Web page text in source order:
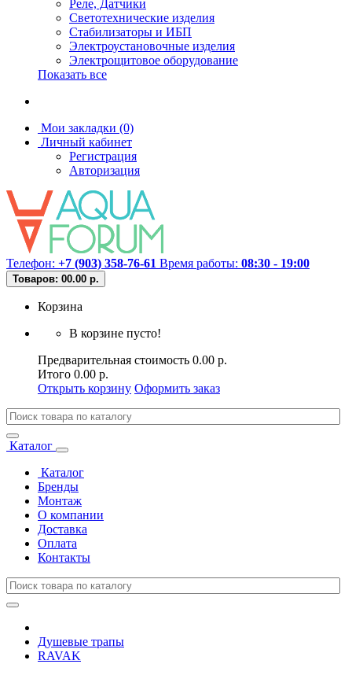
Реле, Датчики
Светотехнические изделия
Стабилизаторы и ИБП
Электроустановочные изделия
Электрощитовое оборудование
Показать все
Мои закладки (0)
Личный кабинет
Регистрация
Авторизация
Телефон: +7 (903) 358-76-61 Время работы: 08:30 - 19:00
Товаров: 00.00 р.
Корзина
В корзине пусто!
Предварительная стоимость 0.00 р.
Итого 0.00 р.
Открыть корзину Оформить заказ
Каталог
Каталог
Бренды
Монтаж
О компании
Доставка
Оплата
Контакты
Душевые трапы
RAVAK